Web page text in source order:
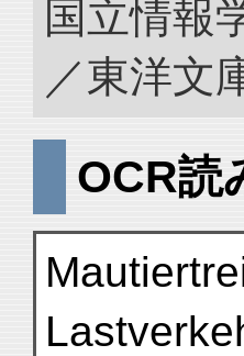
国立情報
／東洋文
OCR読